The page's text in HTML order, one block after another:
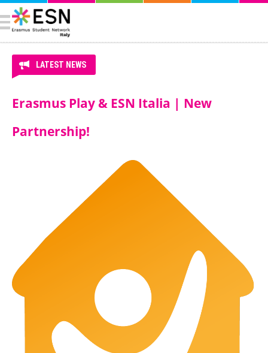
LATEST NEWS
Erasmus Play & ESN Italia | New
Partnership!